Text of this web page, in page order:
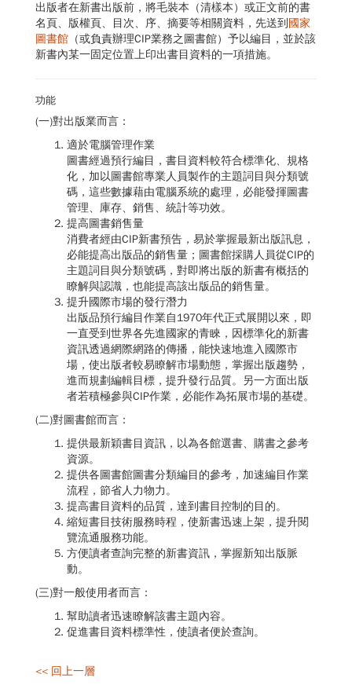
出版者在新書出版前，將毛裝本（清樣本）或正文前的書
名頁、版權頁、目次、序、摘要等相關資料，先送到 國家
圖書館 （或負責辦理CIP業務之圖書館）予以編目，並於該
新書內某一固定位置上印出書目資料的一項措施。
功能
(一)對出版業而言：
適於電腦管理作業
圖書經過預行編目，書目資料較符合標準化、規格
化，加以圖書館專業人員製作的主題詞目與分類號
碼，這些數據藉由電腦系統的處理，必能發揮圖書
管理、庫存、銷售、統計等功效。
提高圖書銷售量
消費者經由CIP新書預告，易於掌握最新出版訊息，
必能提高出版品的銷售量；圖書館採購人員從CIP的
主題詞目與分類號碼，對即將出版的新書有概括的
瞭解與認識，也能提高該出版品的銷售量。
提升國際市場的發行潛力
出版品預行編目作業自1970年代正式展開以來，即
一直受到世界各先進國家的青睞，因標準化的新書
資訊透過網際網路的傳播，能快速地進入國際市
場，使出版者較易瞭解市場動態，掌握出版趨勢，
進而規劃編輯目標，提升發行品質。另一方面出版
者若積極參與CIP作業，必能作為拓展市場的基礎。
(二)對圖書館而言：
提供最新穎書目資訊，以為各館選書、購書之參考
資源。
提供各圖書館圖書分類編目的參考，加速編目作業
流程，節省人力物力。
提高書目資料的品質，達到書目控制的目的。
縮短書目技術服務時程，使新書迅速上架，提升閱
覽流通服務功能。
方便讀者查詢完整的新書資訊，掌握新知出版脈
動。
(三)對一般使用者而言：
幫助讀者迅速瞭解該書主題內容。
促進書目資料標準性，使讀者便於查詢。
<< 回上一層